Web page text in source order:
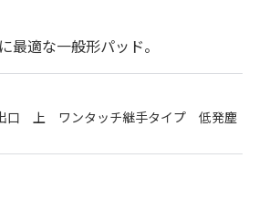
最適な一般形パッド。
口 上 ワンタッチ継手タイプ 低発塵